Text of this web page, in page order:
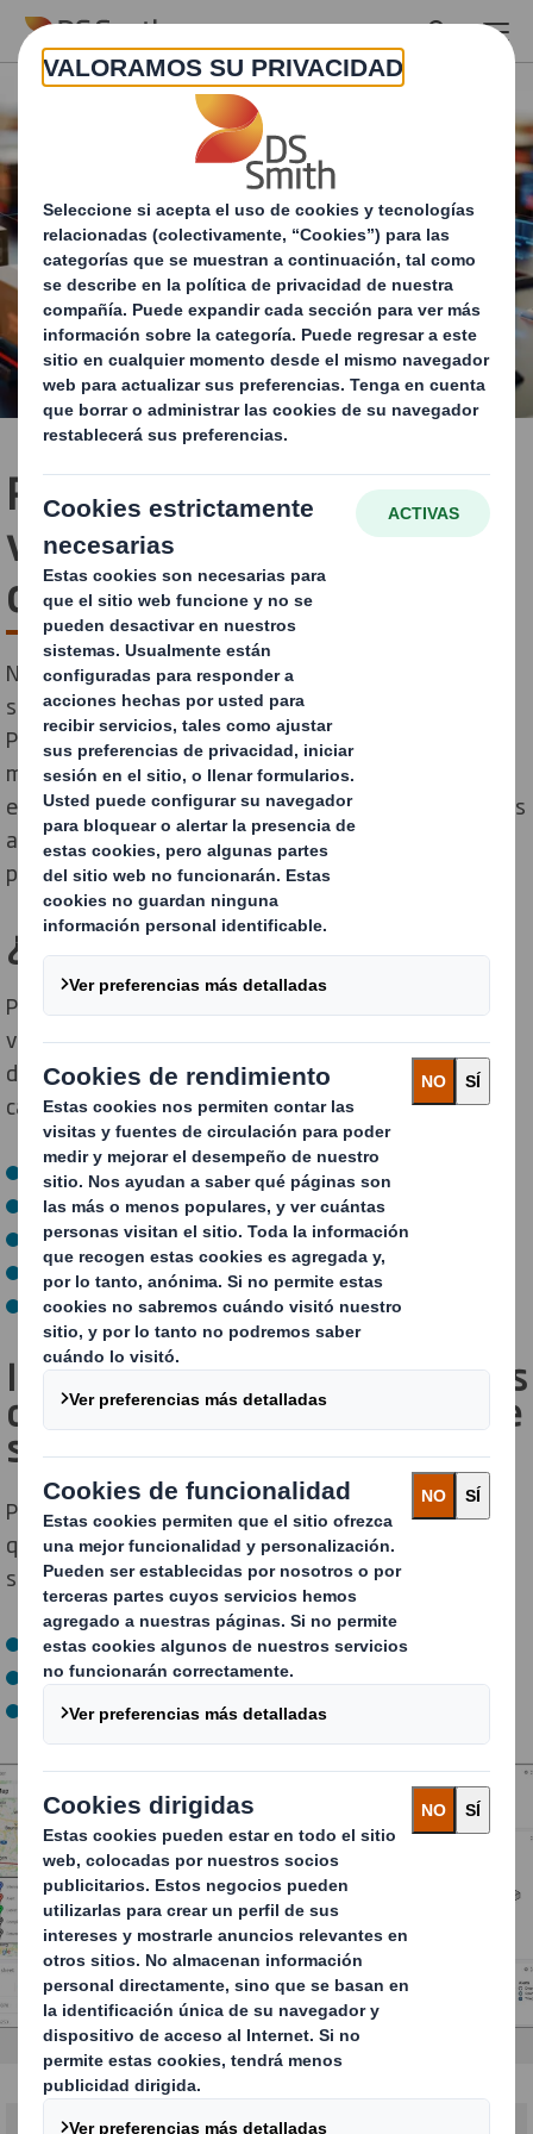
Skip to main content
ParceLive - El poder de la
visibilidad total en la
cadena de suministro
Nos hemos asociado con expertos globales en
seguimiento de carga (Hanhaa) para ofrecerte
ParceLive, un servicio de seguimiento en tiempo real y
multimodal. Te conecta con información en vivo
esencial sobre la ubicación, condición y seguridad de tus
activos en cada etapa del viaje de entrega y con cada
paquete que envías.
¿Qué es ParceLive?
ParceLive es un avanzado rastreador multisensor que
viaja dentro de tu paquete y registra continuamente
datos en tiempo real vinculados a las condiciones de la
cadena de suministro, incluyendo:
Temperatura
Humedad
Ubicación GPS
Detección de golpes
Si tu paquete se cae, inclina o se abre.
Identifica y soluciona problemas
de rendimiento en tu cadena de
suministro
ParceLive te proporciona información valiosa a medida
que tu embalaje avanza en cada etapa de la cadena de
suministro. Sus características incluyen:
Visibilidad en el panel de control
Feeds de datos en tiempo real
Integración completa de datos